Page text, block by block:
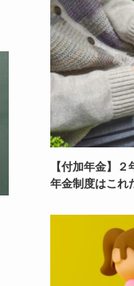
【付加年金】
年金制度はこれ